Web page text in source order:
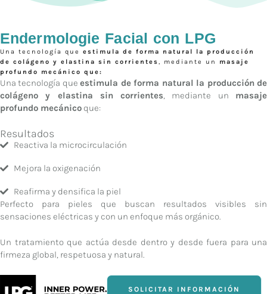
Endermologie Facial con LPG
Una tecnología que estimula de forma natural la producción
de colágeno y elastina sin corrientes, mediante un masaje
profundo mecánico que:
Una tecnología queestimula de forma natural la producción de
colágeno y elastina sin corrientes, mediante un masaje
profundo mecánicoque:
Resultados
Reactiva la microcirculación
Mejora la oxigenación
Reafirma y densifica la piel
Perfecto para pieles que buscan resultados visibles sin
sensaciones eléctricas y con un enfoque más orgánico.
Un tratamiento que actúa desde dentro y desde fuera para una
firmeza global, respetuosa y natural.
SOLICITAR INFORMACIÓN